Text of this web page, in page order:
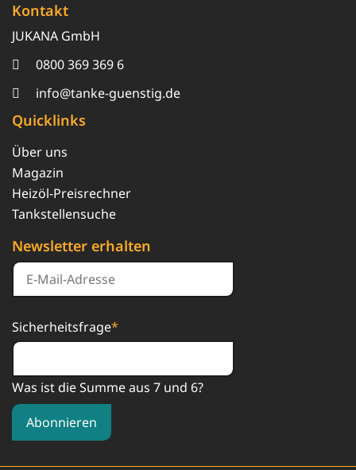
Kontakt
JUKANA GmbH
0800 369 369 6
info@tanke-guenstig.de
Quicklinks
Über uns
Magazin
Heizöl-Preisrechner
Tankstellensuche
Newsletter erhalten
Sicherheitsfrage*
Was ist die Summe aus 7 und 6?
Abonnieren